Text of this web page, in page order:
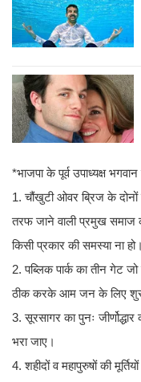
*भाजपा के पूर्व उपाध्यक्ष
1. चौंखुटी ओवर ब्रिज के दोनों
तरफ जाने वाली प्रमुख समाज
किसी प्रकार की समस्या ना हो।
2. पब्लिक पार्क का तीन गेट
ठीक करके आम जन के लिए
3. सूरसागर का पुनः
भरा जाए।
4. शहीदों व महापुरुषों की